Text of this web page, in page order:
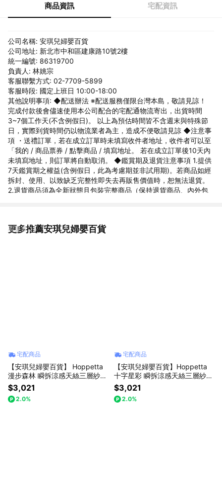
商品資訊 宅配資訊
公司名稱: 安琪兒婦嬰百貨
公司地址: 新北市中和區建康路10號2樓
統一編號: 86319700
負責人: 林姚宗
客服聯繫方式: 02-7709-5899
客服時段: 國定上班日 10:00-18:00
其他說明事項: ◆配送辦法 ※配送服務僅限台灣本島，敬請見諒！
完成付款後會儘速使用本公司配合的宅配通物流寄出，出貨時間
3~7個工作天(不含例假日)。 以上為預估時間皆不含週末與特殊節
日，實際到貨時間仍以物流業者為主，造成不便敬請見諒 ◆注意事
項 ・送禮訂單，若在成立訂單時未填寫收件者地址，收件者可以至
「我的 / 商品票券 / 點擊商品 / 填寫地址。 若在成立訂單後10天內
未填寫地址，則訂單將自動取消。 ◆鑑賞期及退貨注意事項 1.提供
7天鑑賞期之權益(含例假日，此為考慮期並非試用期)。若商品如經
拆封、使用、以致缺乏完整性即失去再販售價值時，恕無法退貨。
2.退貨商品須為全新狀態且包裝完整商品（保持退貨商品、內外包
裝上黏貼紙張或書寫文字，來做寄送。若原盒內所有物品有損壞或
更多推薦安琪兒婦嬰百貨
看更多
宅配商品
【安琪兒婦嬰百貨】 Hoppetta
漫步森林 瞬拆涼感天絲三層紗防
踢背心(可拆替換透氣排汗網眼
布)-嬰童(0-3歲)
$3,021
2.0%
宅配商品
【安琪兒婦嬰百貨】Hoppetta
十字星彩 瞬拆涼感天絲三層紗防
踢背心(可拆替換透氣排汗網眼
布-0-3歲-粉紅
$3,021
2.0%